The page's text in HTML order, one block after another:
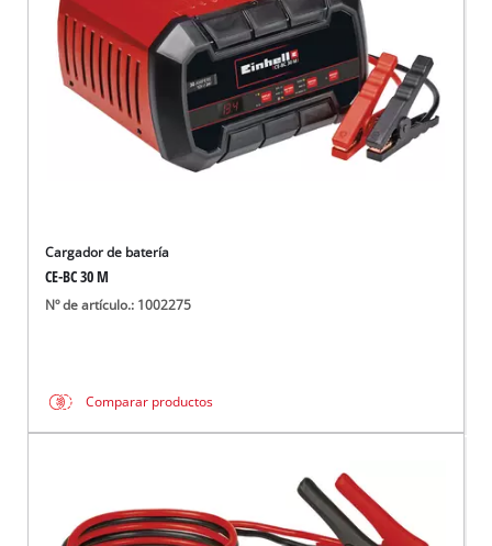
Cargador de batería
CE-BC 30 M
Nº de artículo.: 1002275
Comparar productos